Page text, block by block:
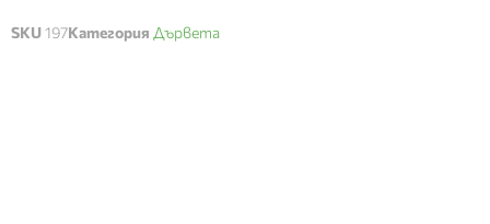
SKU197Категория Дървета